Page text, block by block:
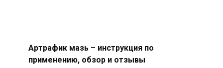
Артрафик мазь – инструкция по
применению, обзор и отзывы